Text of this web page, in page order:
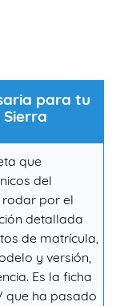
para tu
que
del
por el
detallada
de matrícula,
y versión,
Es la ficha
que ha pasado